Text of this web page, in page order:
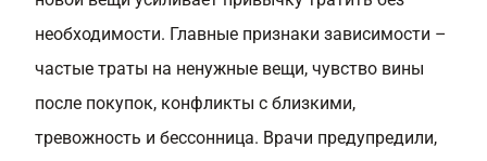
необходимости. Главные признаки зависимости –
частые траты на ненужные вещи, чувство вины
после покупок, конфликты с близкими,
тревожность и бессонница. Врачи предупредили,